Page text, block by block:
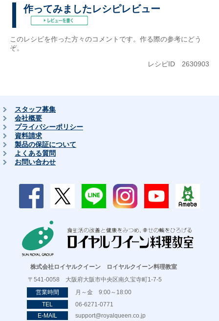
作ってみましたレシピレビュー
このレシピを作った方々のコメントです。作る際の参考にどう
ぞ。
レシピID 2630903
スタッフ募集
会社概要
プライバシーポリシー
資料請求
製品の保証について
よくある質問
お問い合わせ
株式会社ロイヤルクイーン ロイヤルクイーン料理教室
〒541-0058 大阪府大阪市中央区南久宝寺町1-7-5
営業時間
月～金 9:00～18:00
TEL
06-6271-0771
E-MAIL
support@royalqueen.co.jp